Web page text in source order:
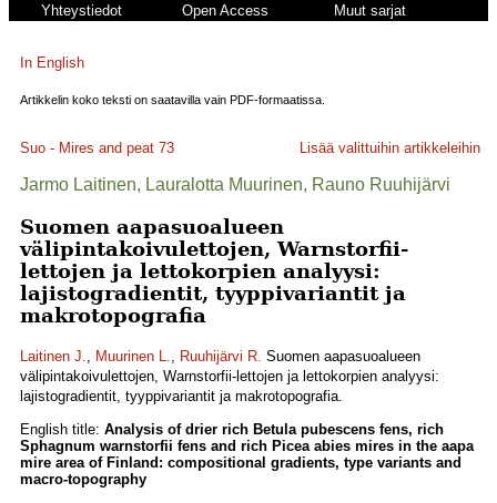
Yhteystiedot
Open Access Muut sarjat
In English
Artikkelin koko teksti on saatavilla vain PDF-formaatissa.
Suo - Mires and peat 73 Lisää valittuihin artikkeleihin
Jarmo Laitinen, Lauralotta Muurinen, Rauno Ruuhijärvi
Suomen aapasuoalueen
välipintakoivulettojen, Warnstorfii-
lettojen ja lettokorpien analyysi:
lajistogradientit, tyyppivariantit ja
makrotopografia
Laitinen J., Muurinen L., Ruuhijärvi R. Suomen aapasuoalueen
välipintakoivulettojen, Warnstorfii-lettojen ja lettokorpien analyysi:
lajistogradientit, tyyppivariantit ja makrotopografia.
English title: Analysis of drier rich Betula pubescens fens, rich
Sphagnum warnstorfii fens and rich Picea abies mires in the aapa
mire area of Finland: compositional gradients, type variants and
macro-topography